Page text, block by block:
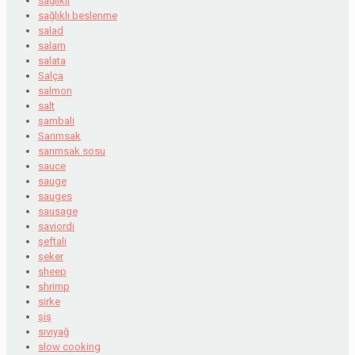
sağlıklı beslenme
salad
salam
salata
Salça
salmon
salt
şambali
Sarımsak
sarımsak sosu
sauce
sauge
sauges
sausage
saviordi
şeftali
şeker
sheep
shrimp
sirke
şiş
sıvıyağ
slow cooking